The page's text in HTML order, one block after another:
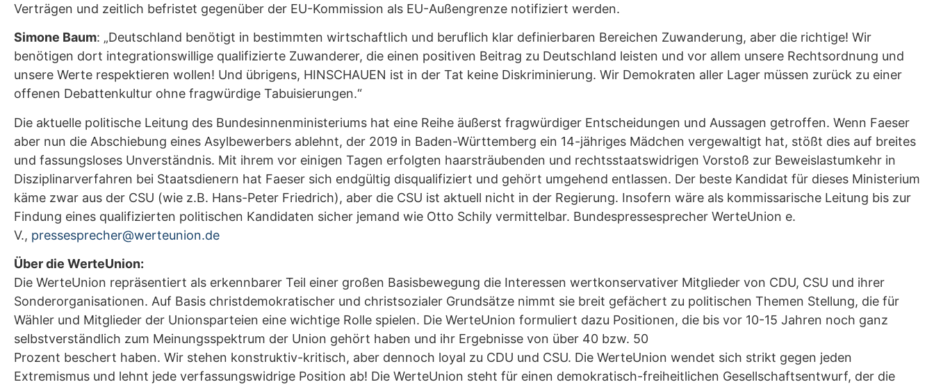
Verträgen und zeitlich befristet gegenüber der EU-Kommission als EU-Außengrenze notifiziert werden.
Simone Baum: „Deutschland benötigt in bestimmten wirtschaftlich und beruflich klar definierbaren Bereichen Zuwanderung, aber die richtige! Wir
benötigen dort integrationswillige qualifizierte Zuwanderer, die einen positiven Beitrag zu Deutschland leisten und vor allem unsere Rechtsordnung und
unsere Werte respektieren wollen! Und übrigens, HINSCHAUEN ist in der Tat keine Diskriminierung. Wir Demokraten aller Lager müssen zurück zu einer
offenen Debattenkultur ohne fragwürdige Tabuisierungen.“
Die aktuelle politische Leitung des Bundesinnenministeriums hat eine Reihe äußerst fragwürdiger Entscheidungen und Aussagen getroffen. Wenn Faeser
aber nun die Abschiebung eines Asylbewerbers ablehnt, der 2019 in Baden-Württemberg ein 14-jähriges Mädchen vergewaltigt hat, stößt dies auf breites
und fassungsloses Unverständnis. Mit ihrem vor einigen Tagen erfolgten haarsträubenden und rechtsstaatswidrigen Vorstoß zur Beweislastumkehr in
Disziplinarverfahren bei Staatsdienern hat Faeser sich endgültig disqualifiziert und gehört umgehend entlassen. Der beste Kandidat für dieses Ministerium
käme zwar aus der CSU (wie z.B. Hans-Peter Friedrich), aber die CSU ist aktuell nicht in der Regierung. Insofern wäre als kommissarische Leitung bis zur
Findung eines qualifizierten politischen Kandidaten sicher jemand wie Otto Schily vermittelbar. Bundespressesprecher WerteUnion e.
V., pressesprecher@werteunion.de
Über die WerteUnion:
Die WerteUnion repräsentiert als erkennbarer Teil einer großen Basisbewegung die Interessen wertkonservativer Mitglieder von CDU, CSU und ihrer
Sonderorganisationen. Auf Basis christdemokratischer und christsozialer Grundsätze nimmt sie breit gefächert zu politischen Themen Stellung, die für
Wähler und Mitglieder der Unionsparteien eine wichtige Rolle spielen. Die WerteUnion formuliert dazu Positionen, die bis vor 10-15 Jahren noch ganz
selbstverständlich zum Meinungsspektrum der Union gehört haben und ihr Ergebnisse von über 40 bzw. 50
Prozent beschert haben. Wir stehen konstruktiv-kritisch, aber dennoch loyal zu CDU und CSU. Die WerteUnion wendet sich strikt gegen jeden
Extremismus und lehnt jede verfassungswidrige Position ab! Die WerteUnion steht für einen demokratisch-freiheitlichen Gesellschaftsentwurf, der die